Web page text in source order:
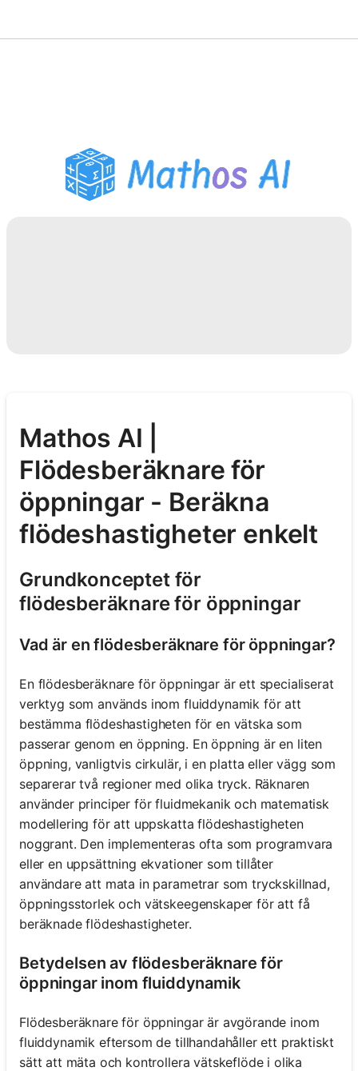
PDF Läxhjälp
Studieverktyg
Mathos AI |
Flödesberäknare för
öppningar - Beräkna
flödeshastigheter enkelt
Grundkonceptet för
flödesberäknare för öppningar
Vad är en flödesberäknare för öppningar?
En flödesberäknare för öppningar är ett specialiserat
verktyg som används inom fluiddynamik för att
bestämma flödeshastigheten för en vätska som
passerar genom en öppning. En öppning är en liten
öppning, vanligtvis cirkulär, i en platta eller vägg som
separerar två regioner med olika tryck. Räknaren
använder principer för fluidmekanik och matematisk
modellering för att uppskatta flödeshastigheten
noggrant. Den implementeras ofta som programvara
eller en uppsättning ekvationer som tillåter
användare att mata in parametrar som tryckskillnad,
öppningsstorlek och vätskeegenskaper för att få
beräknade flödeshastigheter.
Betydelsen av flödesberäknare för
öppningar inom fluiddynamik
Flödesberäknare för öppningar är avgörande inom
fluiddynamik eftersom de tillhandahåller ett praktiskt
sätt att mäta och kontrollera vätskeflöde i olika